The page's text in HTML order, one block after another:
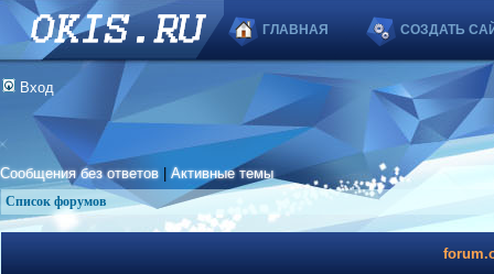
ГЛАВНАЯ СОЗДАТЬ
Вход
Сообщения без ответов |Активные темы
Список форумов